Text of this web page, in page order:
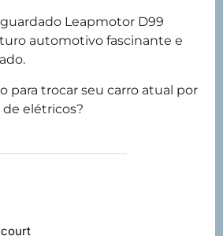
Leapmotor D99
automotivo fascinante e
para trocar seu carro atual por
de elétricos?